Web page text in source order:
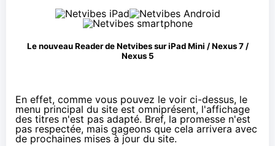
Le nouveau Reader de Netvibes sur iPad Mini / Nexus 7 /
Nexus 5
En effet, comme vous pouvez le voir ci-dessus, le
menu principal du site est omniprésent, l'affichage
des titres n'est pas adapté. Bref, la promesse n'est
pas respectée, mais gageons que cela arrivera avec
de prochaines mises à jour du site.